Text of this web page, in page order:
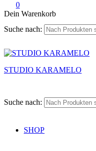
0
Dein Warenkorb
Suche nach:
STUDIO KARAMELO
Suche nach:
SHOP